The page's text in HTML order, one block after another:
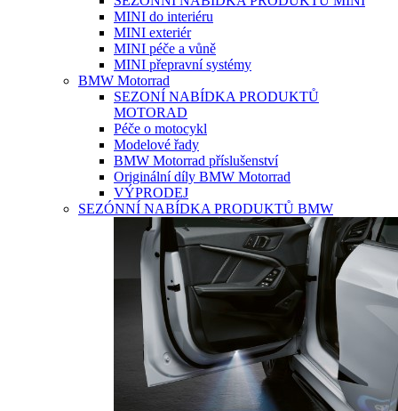
MINI do interiéru
MINI exteriér
MINI péče a vůně
MINI přepravní systémy
BMW Motorrad
SEZONÍ NABÍDKA PRODUKTŮ
MOTORAD
Péče o motocykl
Modelové řady
BMW Motorrad příslušenství
Originální díly BMW Motorrad
VÝPRODEJ
SEZÓNNÍ NABÍDKA PRODUKTŮ BMW